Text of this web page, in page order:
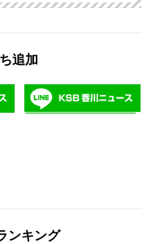
追加
ンキング